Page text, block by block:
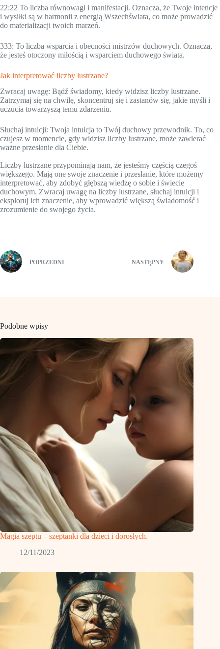
22:22 To liczba równowagi i manifestacji. Oznacza, że Twoje intencje
i wysiłki są w harmonii z energią Wszechświata, co może prowadzić
do materializacji twoich marzeń.
333: To liczba wsparcia i obecności mistrzów duchowych. Oznacza,
że jesteś otoczony miłością i wsparciem duchowego świata.
Jak interpretować liczby lustrzane?
Zwracaj uwagę: Bądź świadomy, kiedy widzisz liczby lustrzane.
Zatrzymaj się na chwilę, skoncentruj się i zastanów się, jakie myśli i
uczucia towarzyszą temu zdarzeniu.
Słuchaj intuicji: Twoja intuicja to Twój duchowy przewodnik. To, co
czujesz w momencie, gdy widzisz liczby lustrzane, może zawierać
ważne przesłanie dla Ciebie.
Liczby lustrzane przypominają nam, że jesteśmy częścią czegoś
większego. Mają one swoje znaczenie i przesłanie, które możemy
interpretować, aby zdobyć głębszą wiedzę o sobie i świecie
duchowym. Zwracaj uwagę na liczby lustrzane, słuchaj intuicji i
eksploruj ich znaczenie, aby wprowadzić większą świadomość i
zrozumienie do swojego życia.
POPRZEDNI NASTĘPNY
Podobne wpisy
Magia szeptu – szeptanki dla dzieci i dorosłych.
12/11/2023